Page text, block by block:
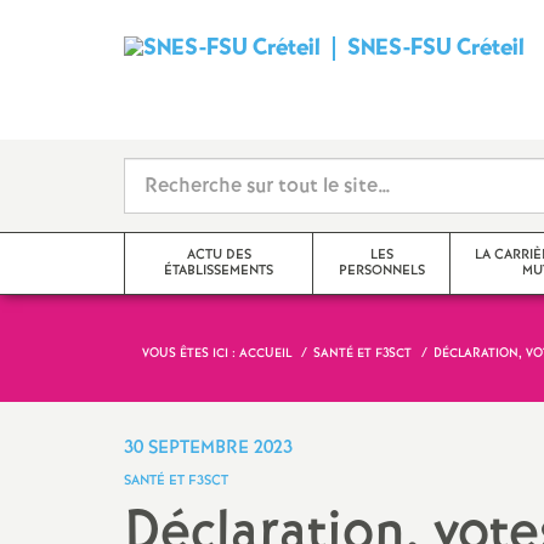
SNES-FSUCréteil
i
c
ACTU DES
ÉTABLISSEMENTS
Seine-Saint-Denis
Seine-et-Marne
LES
PERSONNELS
Cpe
documentalistes
LA
obligations de
VOUS ÊTES ICI : ACCUEIL SANTÉ ET F3SCT DÉCLARATION,
30 SEPTEMBRE 2023
SANTÉ ET F3SCT